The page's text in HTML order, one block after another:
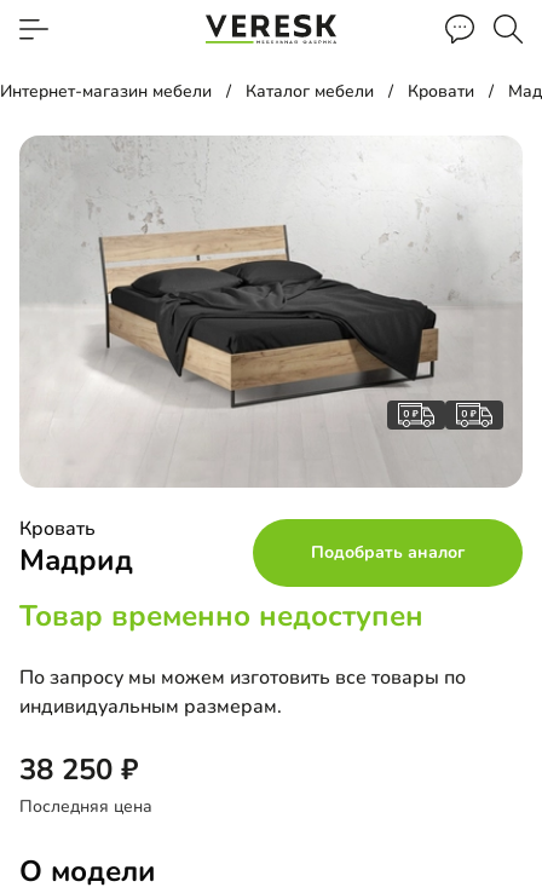
Интернет-магазин мебели Каталог мебели Кровати
Подобрать аналог
Кровать
Мадрид
Товар временно недоступен
По запросу мы можем изготовить все товары по
индивидуальным размерам.
38 250
Последняя цена
О модели